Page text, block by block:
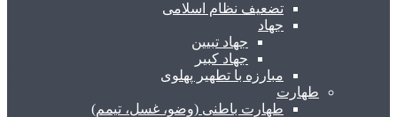
تضعیف نظام اسلامی
جهاد
جهاد تبیین
جهاد کبیر
مبارزه با تطهیر پهلوی
طهارت
طهارت باطنی (وضو، غسل، تیمم)